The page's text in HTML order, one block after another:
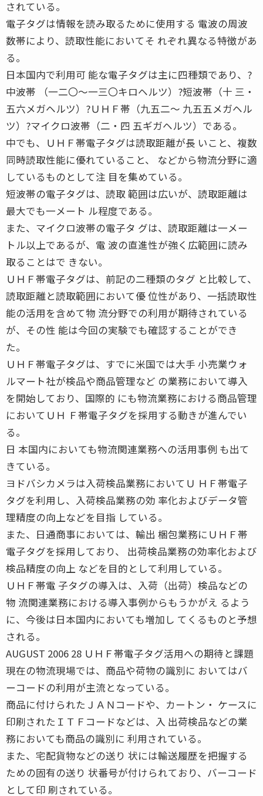
されている。
電子タグは情報を読み取るために使用する 電波の周波
数帯により、読取性能においてそ れぞれ異なる特徴があ
る。
日本国内で利用可 能な電子タグは主に四種類であり、?
中波帯 （一二〇〜一三〇キロヘルツ）?短波帯（十 三・
五六メガヘルツ）?ＵＨＦ帯（九五二〜 九五五メガヘル
ツ）?マイクロ波帯（二・四 五ギガヘルツ）である。
中でも、ＵＨＦ帯電子タグは読取距離が長 いこと、複数
同時読取性能に優れていること、 などから物流分野に適
しているものとして注 目を集めている。
短波帯の電子タグは、読取 範囲は広いが、読取距離は
最大でも一メート ル程度である。
また、マイクロ波帯の電子タ グは、読取距離は一メー
トル以上であるが、電 波の直進性が強く広範囲に読み
取ることはで きない。
ＵＨＦ帯電子タグは、前記の二種類のタグ と比較して、
読取距離と読取範囲において優 位性があり、一括読取性
能の活用を含めて物 流分野での利用が期待されている
が、その性 能は今回の実験でも確認することができ
た。
ＵＨＦ帯電子タグは、すでに米国では大手 小売業ウォ
ルマート社が検品や商品管理など の業務において導入
を開始しており、国際的 にも物流業務における商品管理
においてＵＨ Ｆ帯電子タグを採用する動きが進んでい
る。
日 本国内においても物流関連業務への活用事例 も出て
きている。
ヨドバシカメラは入荷検品業務においてＵ ＨＦ帯電子
タグを利用し、入荷検品業務の効 率化およびデータ管
理精度の向上などを目指 している。
また、日通商事においては、輸出 梱包業務にＵＨＦ帯
電子タグを採用しており、 出荷検品業務の効率化および
検品精度の向上 などを目的として利用している。
ＵＨＦ帯電 子タグの導入は、入荷（出荷）検品などの
物 流関連業務における導入事例からもうかがえ るよう
に、今後は日本国内においても増加し てくるものと予想
される。
AUGUST 2006 28 ＵＨＦ帯電子タグ活用への期待と課題
現在の物流現場では、商品や荷物の識別に おいてはバ
ーコードの利用が主流となっている。
商品に付けられたＪＡＮコードや、カートン・ ケースに
印刷されたＩＴＦコードなどは、入 出荷検品などの業
務においても商品の識別に 利用されている。
また、宅配貨物などの送り 状には輸送履歴を把握する
ための固有の送り 状番号が付けられており、バーコード
として印 刷されている。